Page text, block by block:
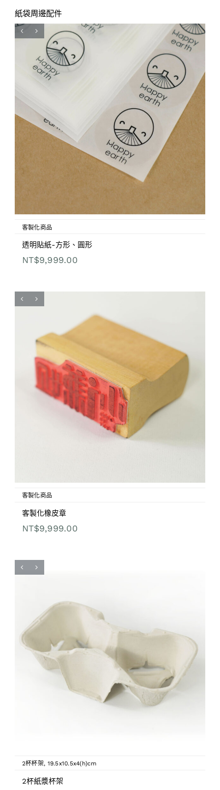
紙袋周邊配件
客製化商品
透明貼紙-方形、圓形
NT$9,999.00
客製化商品
客製化橡皮章
NT$9,999.00
2杯杯架, 19.5x10.5x4(h)cm
2杯紙漿杯架